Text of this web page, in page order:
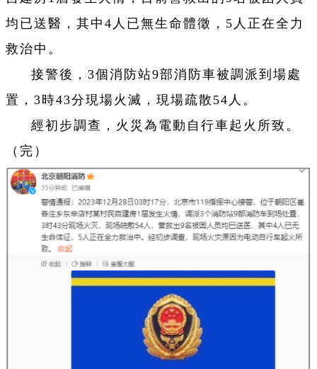
均已送醫，其中4人已無生命體徵，5人正在全力
救治中。
接警後，3個消防站9部消防車被調派到場處
置，3時43分現場火滅，現場疏散54人。
經初步調查，火災為電動自行車起火所致。
（完）